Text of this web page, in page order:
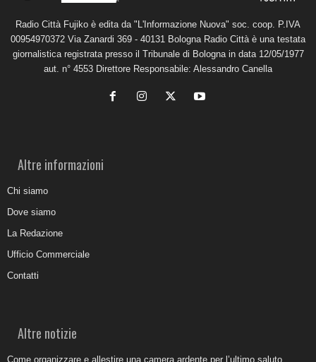
Radio Città Fujiko è edita da "L'Informazione Nuova" soc. coop. P.IVA
00954970372 Via Zanardi 369 - 40131 Bologna Radio Città è una testata
giornalistica registrata presso il Tribunale di Bologna in data 12/05/1977
aut. n° 4553 Direttore Responsabile: Alessandro Canella
Altre informazioni
Chi siamo
Dove siamo
La Redazione
Ufficio Commerciale
Contatti
Altre notizie
Come organizzare e allestire una camera ardente per l’ultimo saluto